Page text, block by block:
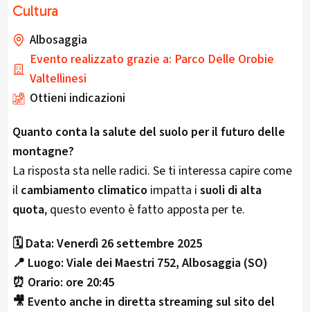
Cultura
Albosaggia
Evento realizzato grazie a: Parco Delle Orobie
Valtellinesi
Ottieni indicazioni
Quanto conta la salute del suolo per il futuro delle
montagne?
La risposta sta nelle radici. Se ti interessa capire come
il cambiamento climatico impatta i suoli di alta
quota, questo evento è fatto apposta per te.
🗓️ Data: Venerdì 26 settembre 2025
📍 Luogo: Viale dei Maestri 752, Albosaggia (SO)
⏰ Orario: ore 20:45
🎥 Evento anche in diretta streaming sul sito del